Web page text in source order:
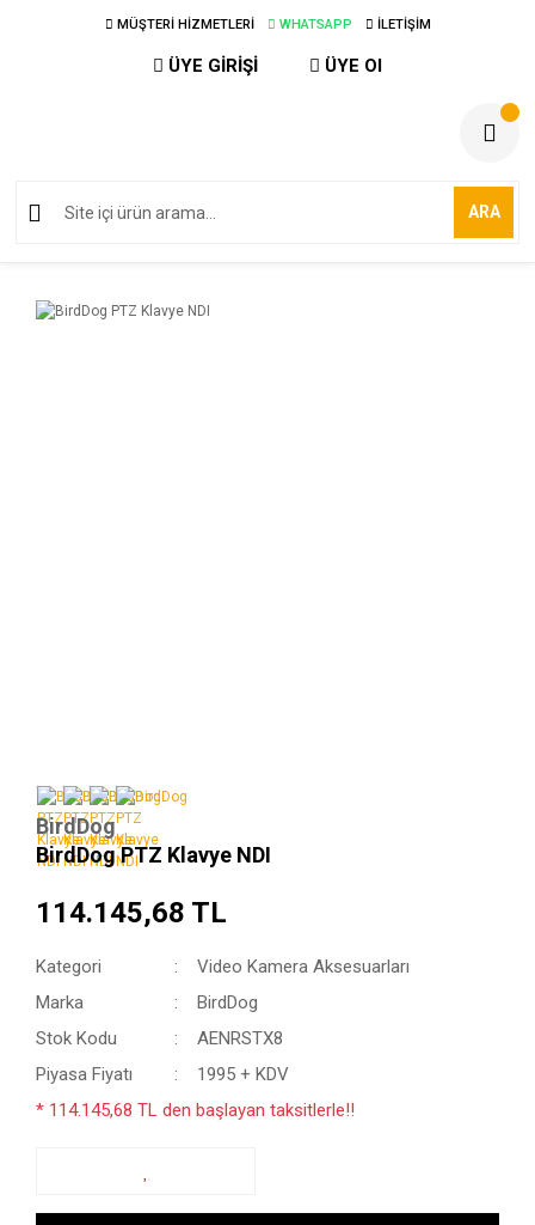
MÜŞTERİ HİZMETLERİ WHATSAPP İLETİŞİM
ÜYE GİRİŞİ ÜYE Ol
ARA
BirdDog
BirdDog PTZ Klavye NDI
114.145,68 TL
Kategori
Video Kamera Aksesuarları
Marka
BirdDog
Stok Kodu
AENRSTX8
Piyasa Fiyatı
1995 + KDV
* 114.145,68 TL den başlayan taksitlerle!!